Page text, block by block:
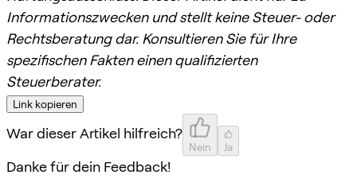
Informationszwecken und stellt keine Steuer- oder
Rechtsberatung dar. Konsultieren Sie für Ihre
spezifischen Fakten einen qualifizierten
Steuerberater.
Link kopieren
War dieser Artikel hilfreich?
Nein Ja
Danke für dein Feedback!